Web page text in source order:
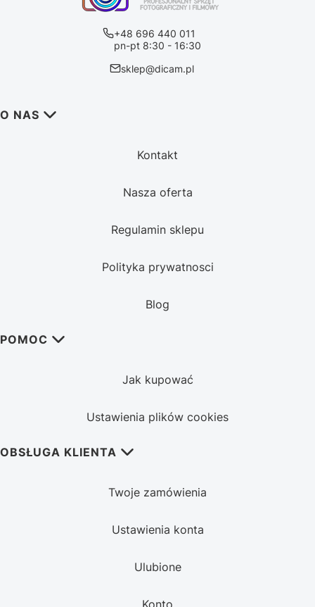
+48 696 440 011
pn-pt 8:30 - 16:30
sklep@dicam.pl
Linki w stopce
O NAS
Kontakt
Nasza oferta
Regulamin sklepu
Polityka prywatnosci
Blog
POMOC
Jak kupować
Ustawienia plików cookies
OBSŁUGA KLIENTA
Twoje zamówienia
Ustawienia konta
Ulubione